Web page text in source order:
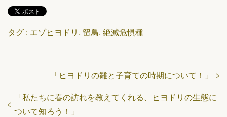
タグ : エゾヒヨドリ , 留鳥, 絶滅危惧種
「 ヒヨドリの雛と子育ての時期について！ 」
「 私たちに春の訪れを教えてくれる、ヒヨドリの生態に
ついて知ろう！
」